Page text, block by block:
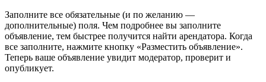
Заполните все обязательные (и по желанию —
дополнительные) поля. Чем подробнее вы заполните
объявление, тем быстрее получится найти арендатора. Когда
все заполните, нажмите кнопку «Разместить объявление».
Теперь ваше объявление увидит модератор, проверит и
опубликует.